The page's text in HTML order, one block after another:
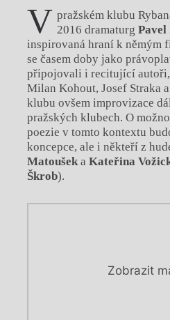
V pražském klubu
2016 dramaturg Pavel
inspirovaná hraní k němým
se časem doby jako
připojovali i recitující autoři,
Milan Kohout, Josef Straka
klubu ovšem improvizace
pražských klubech. O
poezie v tomto kontextu
koncepce, ale i někteří z
Matoušeka Kateřina
Škrob).
Zobrazit